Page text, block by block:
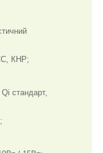
КНР;
стандарт,